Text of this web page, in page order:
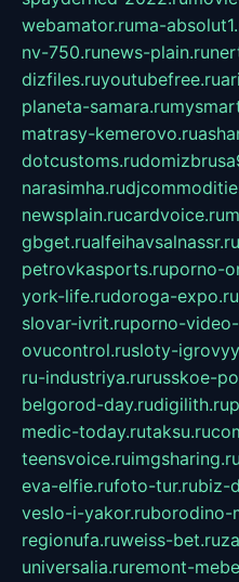
webamator.ruma-
nv-750.runews-plain.ru
dizfiles.ruyoutubefree.ru
planeta-samara.ru
matrasy-kemerovo.ru
dotcustoms.ru
narasimha.ru
newsplain.rucardvoice.ru
gbget.rualfeihavsalnassr.ru
petrovkasports.ruporno-
york-life.rudoroga-expo.ru
slovar-ivrit.ruporno-
ovucontrol.rusloty-
ru-industriya.rurusskoe-
belgorod-day.rudigilith.ru
medic-today.rutaksu.ru
teensvoice.ruimgsharing.ru
eva-elfie.rufoto-tur.rubiz-
veslo-i-yakor.ruborodino-
regionufa.ruweiss-bet.ru
universalia.ruremont-